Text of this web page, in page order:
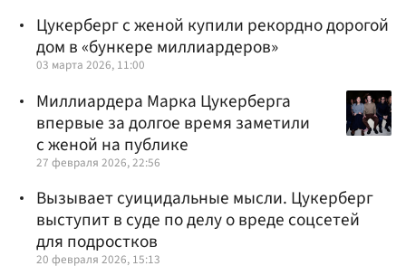
Цукерберг с женой купили рекордно дорогой
дом в «бункере миллиардеров»
03 марта 2026, 11:00
Миллиардера Марка Цукерберга
впервые за долгое время заметили
с женой на публике
27 февраля 2026, 22:56
Вызывает суицидальные мысли. Цукерберг
выступит в суде по делу о вреде соцсетей
для подростков
20 февраля 2026, 15:13